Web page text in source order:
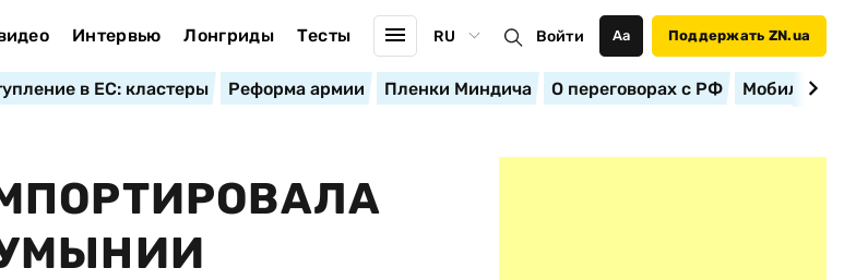
Интервью Лонгриды Тесты RU Войти Аа Поддержать ZN.ua
в ЕС: кластеры Реформа армии Пленки Миндича О переговорах с РФ